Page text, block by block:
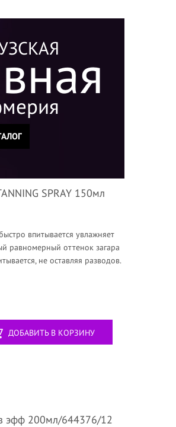
SPRAY 150мл
впитывается увлажняет
равномерный оттенок загара
не оставляя разводов.
ДОБАВИТЬ В КОРЗИНУ
эфф 200мл/644376/12